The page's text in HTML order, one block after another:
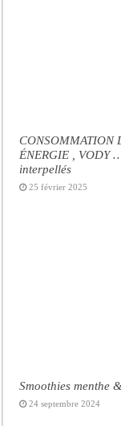
CONSOMMATION
ÉNERGIE , VODY
interpellés
25 février 2025
Smoothies menthe
24 septembre 2024